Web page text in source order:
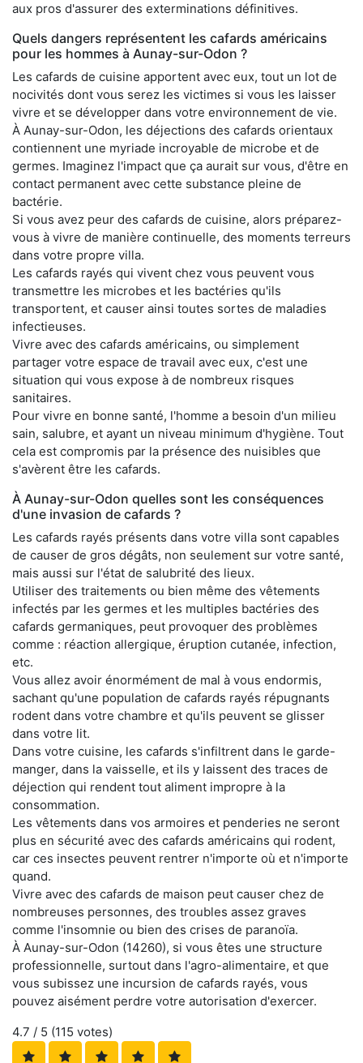
aux pros d'assurer des exterminations définitives.
Quels dangers représentent les cafards américains
pour les hommes à Aunay-sur-Odon ?
Les cafards de cuisine apportent avec eux, tout un lot de
nocivités dont vous serez les victimes si vous les laisser
vivre et se développer dans votre environnement de vie.
À Aunay-sur-Odon, les déjections des cafards orientaux
contiennent une myriade incroyable de microbe et de
germes. Imaginez l'impact que ça aurait sur vous, d'être en
contact permanent avec cette substance pleine de
bactérie.
Si vous avez peur des cafards de cuisine, alors préparez-
vous à vivre de manière continuelle, des moments terreurs
dans votre propre villa.
Les cafards rayés qui vivent chez vous peuvent vous
transmettre les microbes et les bactéries qu'ils
transportent, et causer ainsi toutes sortes de maladies
infectieuses.
Vivre avec des cafards américains, ou simplement
partager votre espace de travail avec eux, c'est une
situation qui vous expose à de nombreux risques
sanitaires.
Pour vivre en bonne santé, l'homme a besoin d'un milieu
sain, salubre, et ayant un niveau minimum d'hygiène. Tout
cela est compromis par la présence des nuisibles que
s'avèrent être les cafards.
À Aunay-sur-Odon quelles sont les conséquences
d'une invasion de cafards ?
Les cafards rayés présents dans votre villa sont capables
de causer de gros dégâts, non seulement sur votre santé,
mais aussi sur l'état de salubrité des lieux.
Utiliser des traitements ou bien même des vêtements
infectés par les germes et les multiples bactéries des
cafards germaniques, peut provoquer des problèmes
comme : réaction allergique, éruption cutanée, infection,
etc.
Vous allez avoir énormément de mal à vous endormis,
sachant qu'une population de cafards rayés répugnants
rodent dans votre chambre et qu'ils peuvent se glisser
dans votre lit.
Dans votre cuisine, les cafards s'infiltrent dans le garde-
manger, dans la vaisselle, et ils y laissent des traces de
déjection qui rendent tout aliment impropre à la
consommation.
Les vêtements dans vos armoires et penderies ne seront
plus en sécurité avec des cafards américains qui rodent,
car ces insectes peuvent rentrer n'importe où et n'importe
quand.
Vivre avec des cafards de maison peut causer chez de
nombreuses personnes, des troubles assez graves
comme l'insomnie ou bien des crises de paranoïa.
À Aunay-sur-Odon (14260), si vous êtes une structure
professionnelle, surtout dans l'agro-alimentaire, et que
vous subissez une incursion de cafards rayés, vous
pouvez aisément perdre votre autorisation d'exercer.
4.7 / 5 (115 votes)